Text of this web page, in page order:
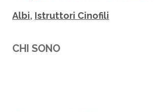
Albi, Istruttori Cinofili
CHI SONO